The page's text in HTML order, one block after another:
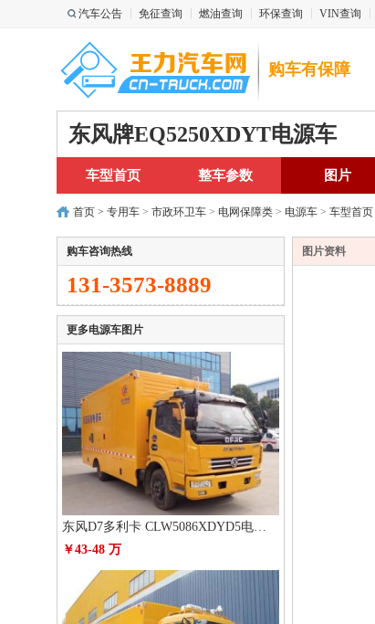
汽车公告 免征查询 燃油查询 环保查询 VIN查询
购车有保障
东风牌EQ5250XDYT电源车
车型首页 整车参数 图片
首页 > 专用车 > 市政环卫车 > 电网保障类 > 电源车 > 车型首页
购车咨询热线
131-3573-8889
更多电源车图片
￥43-48 万
图片资料